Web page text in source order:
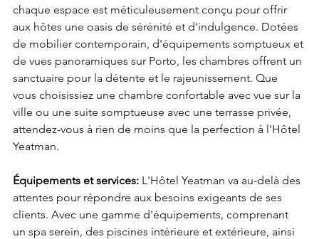
chaque espace est méticuleusement conçu pour offrir
aux hôtes une oasis de sérénité et d'indulgence. Dotées
de mobilier contemporain, d'équipements somptueux et
de vues panoramiques sur Porto, les chambres offrent un
sanctuaire pour la détente et le rajeunissement. Que
vous choisissiez une chambre confortable avec vue sur la
ville ou une suite somptueuse avec une terrasse privée,
attendez-vous à rien de moins que la perfection à l'Hôtel
Yeatman.
Équipements et services: L'Hôtel Yeatman va au-delà des
attentes pour répondre aux besoins exigeants de ses
clients. Avec une gamme d'équipements, comprenant
un spa serein, des piscines intérieure et extérieure, ainsi